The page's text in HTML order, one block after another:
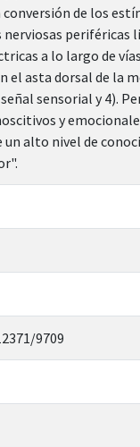
conversión de los
periféricas
a lo largo de
asta dorsal de la
sensorial y 4).
y
alto nivel de
9709